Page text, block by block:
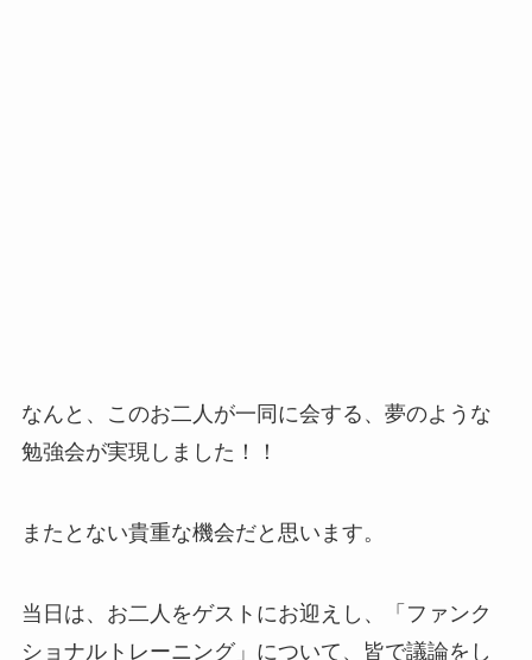
なんと、このお二人が一同に会する、夢のような
勉強会が実現しました！！
またとない貴重な機会だと思います。
当日は、お二人をゲストにお迎えし、「ファンク
ショナルトレーニング」について、皆で議論をし